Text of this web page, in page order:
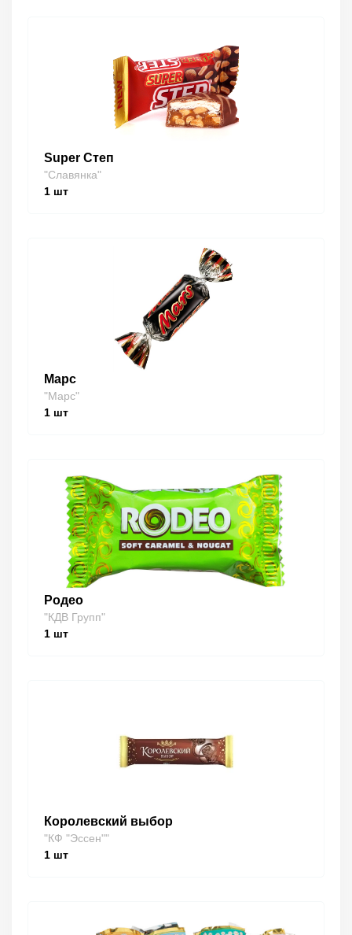
Super Степ
"Славянка"
1 шт
Марс
"Марс"
1 шт
Родео
"КДВ Групп"
1 шт
Королевский выбор
"КФ "Эссен""
1 шт